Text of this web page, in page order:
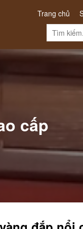
Trang chủ
cấp